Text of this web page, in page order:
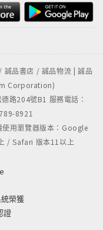
品書店 / 誠品物流 | 誠品
Corporation)
路204號B1 服務電話：
8921
使用瀏覽器版本：Google
/ Safari 版本11以上
榮獲
證